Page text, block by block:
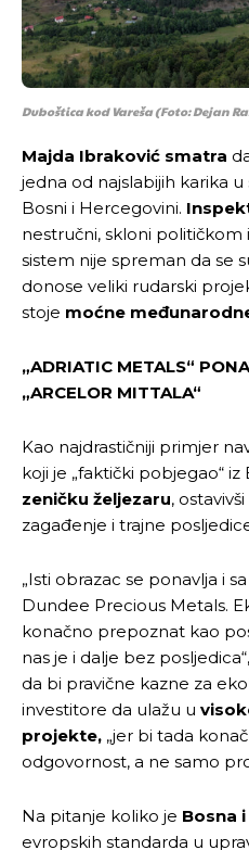
Duboštica kod Vareša (Foto: Dejan
Majda Ibraković smatra
jedna od najslabijih karika
Bosni i Hercegovini.
nestručni, skloni političkom
sistem nije spreman da se
donose veliki rudarski
stoje moćne
„ADRIATIC METALS“
„ARCELOR MITTALA“
Kao najdrastičniji primjer
koji je „faktički pobjegao“
zeničku željezaru,
zagađenje i trajne
„Isti obrazac se ponavlja i
Dundee Precious Metals.
konačno prepoznat kao
nas je i dalje bez posljedica“,
da bi pravične kazne za
investitore da ulažu u
projekte, „jer bi tada
odgovornost, a ne samo
Na pitanje koliko je Bosna
evropskih standarda u